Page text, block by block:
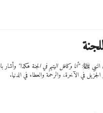
النبي ﷺ:"أنا وكافل اليتيم في الجنة هكذا" وأشار
في الآخرة، والرحمة والعطاء في الدنيا.